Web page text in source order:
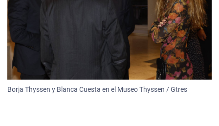
Borja Thyssen y Blanca Cuesta en el Museo Thyssen / Gtres